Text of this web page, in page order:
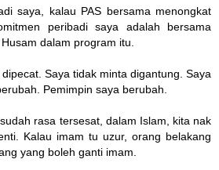
saya, kalau PAS bersama menongkat
peribadi saya adalah bersama
dalam program itu.
Saya tidak minta digantung. Saya
Pemimpin saya berubah.
rasa tersesat, dalam Islam, kita nak
Kalau imam tu uzur, orang belakang
yang boleh ganti imam.